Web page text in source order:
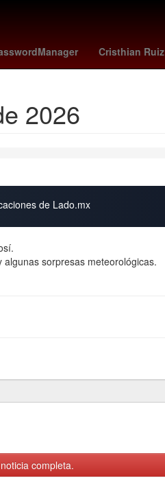
Cristhian Ruiz
2024 Cashless Usumacinta
2026
de Lado.mx
sorpresas meteorológicas.
completa.